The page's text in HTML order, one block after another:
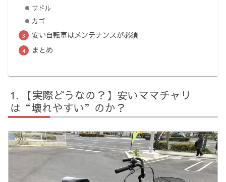
サドル
カゴ
安い自転車はメンテナンスが必須
まとめ
【実際どうなの？】安いママチャリ
は“壊れやすい”のか？